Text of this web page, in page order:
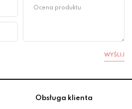
WYŚLIJ
Obsługa klienta